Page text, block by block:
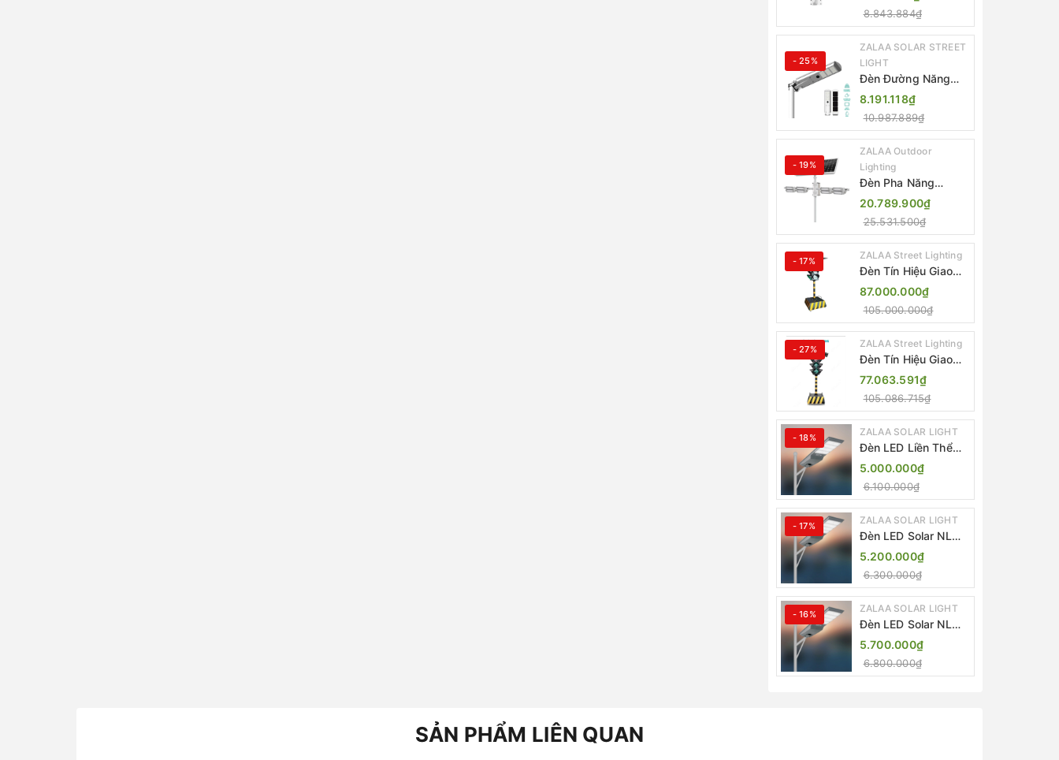
Nhôm Đúc ZALAA
ZL-BWH Cao Cấp
IP65
8.843.884₫
- 25%
ZALAA SOLAR STREET
LIGHT
Đèn Đường Năng
Lượng Mặt Trời Tích
Hợp Camera ZALAA
ZL-BJ04-CCTV
(80W, IP65)
8.191.118₫
10.987.889₫
- 19%
ZALAA Outdoor
Lighting
Đèn Pha Năng
Lượng Mặt Trời Sân
Thể Thao ZALAA
Jsc Chống Nước
IP65 Cao Cấp
20.789.900₫
25.531.500₫
- 17% ZALAA Street Lighting
Đèn Tín Hiệu Giao
Thông Di Động Năng
Lượng Mặt Trời
ZALAA ZL-300A-D
87.000.000₫
105.000.000₫
- 27% ZALAA Street Lighting
Đèn Tín Hiệu Giao
Thông Di Động Năng
Lượng Mặt Trời
ZALAA ZL-409300C
77.063.591₫
105.086.715₫
- 18% ZALAA SOLAR LIGHT
Đèn LED Liền Thể
ZALAA Solar Street
Light ZKC-TG 20W
25W 30W All In One
5.000.000₫
6.100.000₫
- 17% ZALAA SOLAR LIGHT
Đèn LED Solar NLMT
Liền Thể ZKC-TG
20W All in One |
ZALAA Street Light
5.200.000₫
6.300.000₫
- 16% ZALAA SOLAR LIGHT
Đèn LED Solar NLMT
Liền Thể ZKC-TG
25W All in One |
ZALAA Street Light
5.700.000₫
6.800.000₫
SẢN PHẨM LIÊN QUAN